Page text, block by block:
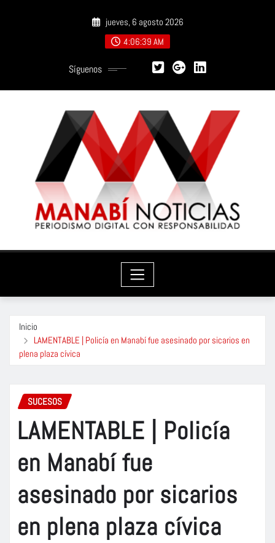
jueves, 6 agosto 2026
4:06:40 AM
Síguenos
Inicio
LAMENTABLE | Policía en Manabí fue asesinado por sicarios en
plena plaza cívica
SUCESOS
LAMENTABLE | Policía
en Manabí fue
asesinado por sicarios
en plena plaza cívica